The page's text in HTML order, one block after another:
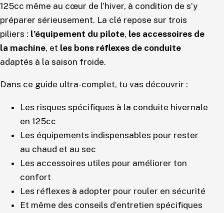
125cc même au cœur de l’hiver, à condition de s’y
préparer sérieusement. La clé repose sur trois
piliers : l’équipement du pilote, les accessoires de
la machine, et les bons réflexes de conduite
adaptés à la saison froide.
Dans ce guide ultra-complet, tu vas découvrir :
Les risques spécifiques à la conduite hivernale
en 125cc
Les équipements indispensables pour rester
au chaud et au sec
Les accessoires utiles pour améliorer ton
confort
Les réflexes à adopter pour rouler en sécurité
Et même des conseils d’entretien spécifiques